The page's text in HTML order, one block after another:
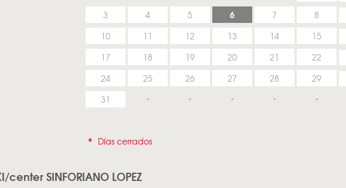
3 4 5 6 7 8
10 11 12 13 14 15
17 18 19 20 21 22
24 25 26 27 28 29
31
* Días cerrados
center SINFORIANO LOPEZ